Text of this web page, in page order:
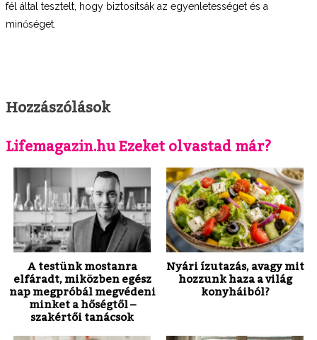
fél által tesztelt, hogy biztosítsák az egyenletességet és a
minőséget.
Hozzászólások
Lifemagazin.hu Ezeket olvastad már?
A testünk mostanra
elfáradt, miközben egész
nap megpróbál megvédeni
minket a hőségtől –
szakértői tanácsok
Nyári ízutazás, avagy mit
hozzunk haza a világ
konyháiból?